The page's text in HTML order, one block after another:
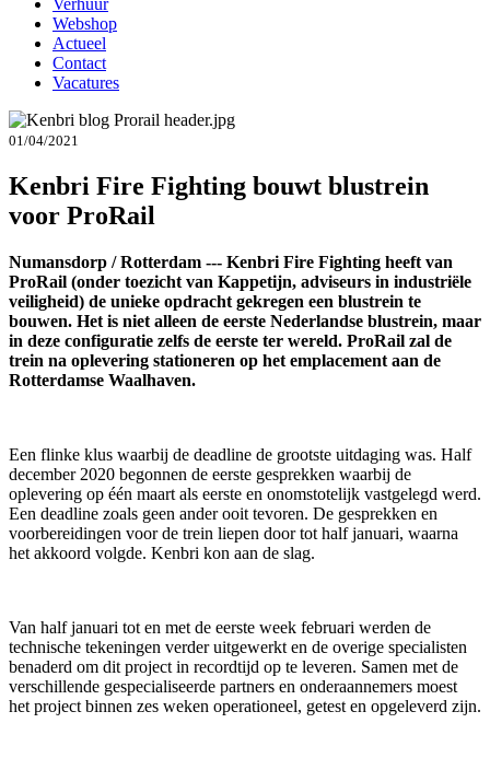
Verhuur
Webshop
Actueel
Contact
Vacatures
01/04/2021
Kenbri Fire Fighting bouwt blustrein
voor ProRail
Numansdorp / Rotterdam --- Kenbri Fire Fighting heeft van
ProRail (onder toezicht van Kappetijn, adviseurs in industriële
veiligheid) de unieke opdracht gekregen een blustrein te
bouwen. Het is niet alleen de eerste Nederlandse blustrein, maar
in deze configuratie zelfs de eerste ter wereld. ProRail zal de
trein na oplevering stationeren op het emplacement aan de
Rotterdamse Waalhaven.
Een flinke klus waarbij de deadline de grootste uitdaging was. Half
december 2020 begonnen de eerste gesprekken waarbij de
oplevering op één maart als eerste en onomstotelijk vastgelegd werd.
Een deadline zoals geen ander ooit tevoren. De gesprekken en
voorbereidingen voor de trein liepen door tot half januari, waarna
het akkoord volgde. Kenbri kon aan de slag.
Van half januari tot en met de eerste week februari werden de
technische tekeningen verder uitgewerkt en de overige specialisten
benaderd om dit project in recordtijd op te leveren. Samen met de
verschillende gespecialiseerde partners en onderaannemers moest
het project binnen zes weken operationeel, getest en opgeleverd zijn.